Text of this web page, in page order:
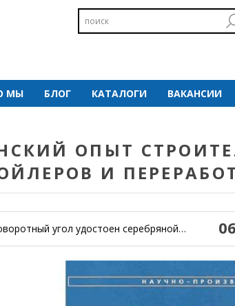
МЫ БЛОГ КАТАЛОГИ ВАКАНСИИ
угол удостоен серебряной медали в номинации Инновации Евротир 2018.
ОПЫТ
И
06